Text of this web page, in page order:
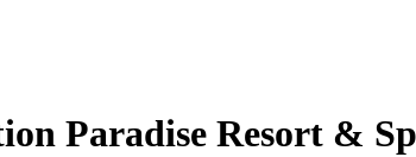
Paradise Resort &